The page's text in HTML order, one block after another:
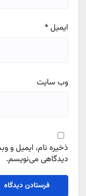
ایمیل*
وب‌ سایت
ذخیره نام، ایمیل و
دیدگاهی می‌نویسم.